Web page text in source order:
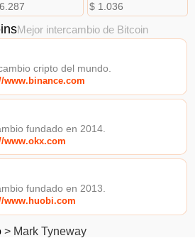
$ 1.036
Mejor intercambio de Bitcoin
cripto del mundo.
www.binance.com
fundado en 2014.
www.okx.com
fundado en 2013.
www.huobi.com
> Mark Tyneway